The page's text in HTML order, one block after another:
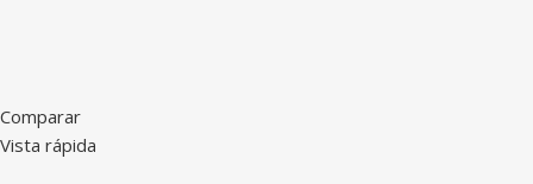
Comparar
Vista rápida